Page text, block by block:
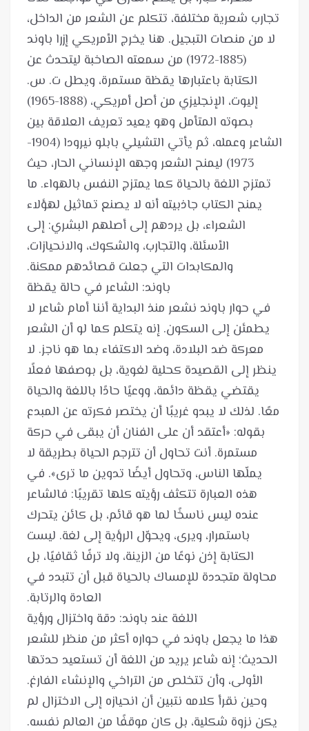
تجارب شعرية مختلفة، تتكلم عن الشعر من الداخل،
لا من منصات التبجيل. هنا يخرج الأمريكي إزرا باوند
(1885-1972) من سمعته الصاخبة ليتحدث عن
الكتابة باعتبارها يقظة مستمرة، ويطل ت. س.
إليوت، الإنجليزي من أصل أمريكي، (1888-1965)
بصوته المتأمل وهو يعيد تعريف العلاقة بين
الشاعر وعمله، ثم يأتي التشيلي بابلو نيرودا (1904-
1973) ليمنح الشعر وجهه الإنساني الحار، حيث
تمتزج اللغة بالحياة كما يمتزج النفس بالهواء. ما
يمنح الكتاب جاذبيته أنه لا يصنع تماثيل لهؤلاء
الشعراء، بل يردهم إلى أصلهم البشري: إلى
الأسئلة، والتجارب، والشكوك، والانحيازات،
في حوار باوند نشعر منذ البداية أننا أمام شاعر لا
يطمئن إلى السكون. إنه يتكلم كما لو أن الشعر
معركة ضد البلادة، وضد الاكتفاء بما هو ناجز. لا
ينظر إلى القصيدة كحلية لغوية، بل بوصفها فعلًا
يقتضي يقظة دائمة، ووعيًا حادًا باللغة والحياة
معًا. لذلك لا يبدو غريبًا أن يختصر فكرته عن المبدع
بقوله: «أعتقد أن على الفنان أن يبقى في حركة
مستمرة. أنت تحاول أن تترجم الحياة بطريقة لا
يملّها الناس، وتحاول أيضًا تدوين ما ترى». في
هذه العبارة تتكثف رؤيته كلها تقريبًا: فالشاعر
عنده ليس ناسخًا لما هو قائم، بل كائن يتحرك
باستمرار، ويرى، ويحوّل الرؤية إلى لغة. ليست
الكتابة إذن نوعًا من الزينة، ولا ترفًا ثقافيًا، بل
محاولة متجددة للإمساك بالحياة قبل أن تتبدد في
هذا ما يجعل باوند في حواره أكثر من منظر للشعر
الحديث؛ إنه شاعر يريد من اللغة أن تستعيد حدتها
الأولى، وأن تتخلص من التراخي والإنشاء الفارغ.
وحين نقرأ كلامه نتبين أن انحيازه إلى الاختزال لم
يكن نزوة شكلية، بل كان موقفًا من العالم نفسه.